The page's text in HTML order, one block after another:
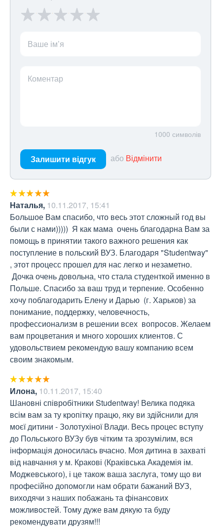
Ваше ім’я
Коментар
1000 символів
Залишити відгук або Відмінити
Наталья, 10.11.2017, 15:41
Большое Вам спасибо, что весь этот сложный год вы
были с нами)))))  Я как мама  очень благодарна Вам за
помощь в принятии такого важного решения как
поступление в польский ВУЗ. Благодаря "Studentway"
, этот процесс прошел для нас легко и незаметно.
Польше. Спасибо за ваш труд и терпение. Особенно
хочу поблагодарить Елену и Дарью  (г. Харьков) за
понимание, поддержку, человечность,
профессионализм в решении всех  вопросов. Желаем
вам процветания и много хороших клиентов. С
удовольствием рекомендую вашу компанию всем
своим знакомым.
Илона, 10.11.2017, 15:40
Шановні співробітники Studentway! Велика подяка
всім вам за ту кропітку працю, яку ви здійснили для
моєї дитини - Золотухіної Влади. Весь процес вступу
до Польського ВУЗу був чітким та зрозумілим, вся
інформація доносилась вчасно. Моя дитина в захваті
від навчання у м. Кракові (Краківська Академія ім.
Моджевського), і це також ваша заслуга, тому що ви
професійно допомогли нам обрати бажаний ВУЗ,
виходячи з наших побажань та фінансових
можливостей. Тому дуже вам дякую та буду
рекомендувати друзям!!!